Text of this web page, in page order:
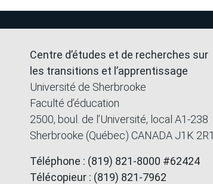
Centre d’études et de recherches sur
les transitions et l’apprentissage
Université de Sherbrooke
Faculté d’éducation
2500, boul. de l’Université, local A1-238
Sherbrooke (Québec) CANADA J1K 2R1
Téléphone : (819) 821-8000 #62424
Télécopieur : (819) 821-7962